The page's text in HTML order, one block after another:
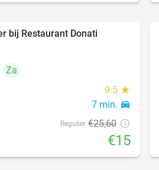
bij Restaurant Donati
Za
9.5 star
7 min. directions_car
Regulier €25,60
€15